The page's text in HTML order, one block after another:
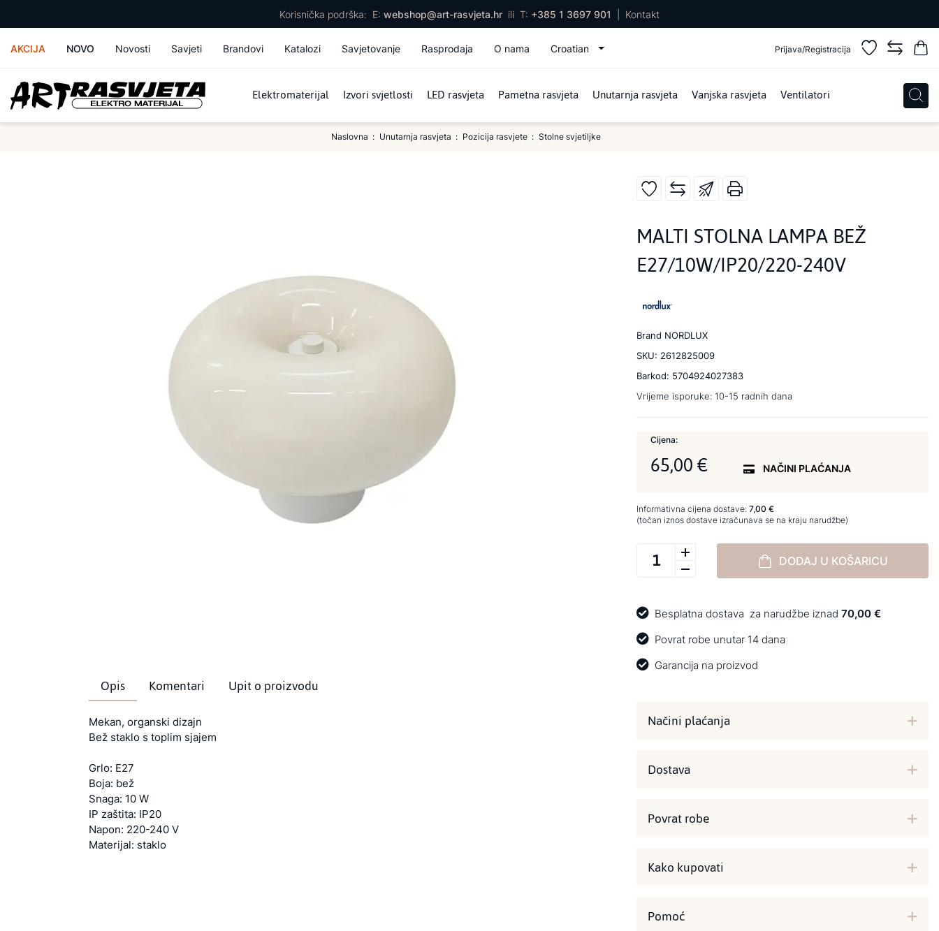
Korisnička podrška: E: webshop@art-rasvjeta.hr ili T: +385 1 3697 901 Kontakt
AKCIJA NOVO Novosti Savjeti Brandovi Katalozi Savjetovanje Rasprodaja O nama Croatian Prijava/Registracija
Elektromaterijal Izvori svjetlosti LED rasvjeta Pametna rasvjeta Unutarnja rasvjeta Vanjska rasvjeta Ventilatori
Naslovna Unutarnja rasvjeta Pozicija rasvjete Stolne svjetiljke
Opis Komentari Upit o proizvodu
Mekan, organski dizajn
Bež staklo s toplim sjajem
Grlo: E27
Boja: bež
Snaga: 10 W
IP zaštita: IP20
Napon: 220-240 V
Materijal: staklo
MALTI STOLNA LAMPA BEŽ
E27/10W/IP20/220-240V
Brand NORDLUX
SKU: 2612825009
Barkod: 5704924027383
Vrijeme isporuke: 10-15 radnih dana
Cijena:
65,00 € NAČINI PLAĆANJA
Informativna cijena dostave: 7,00 €
(točan iznos dostave izračunava se na kraju narudžbe)
DODAJ U KOŠARICU
Besplatna dostava za narudžbe iznad 70,00 €
Povrat robe unutar 14 dana
Garancija na proizvod
Načini plaćanja
Dostava
Povrat robe
Kako kupovati
Pomoć